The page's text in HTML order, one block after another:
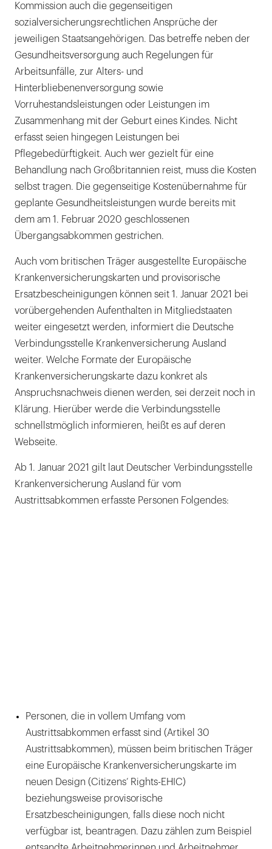
Kommission auch die gegenseitigen
sozialversicherungsrechtlichen Ansprüche der
jeweiligen Staatsangehörigen. Das betreffe neben der
Gesundheitsversorgung auch Regelungen für
Arbeitsunfälle, zur Alters- und
Hinterbliebenenversorgung sowie
Vorruhestandsleistungen oder Leistungen im
Zusammenhang mit der Geburt eines Kindes. Nicht
erfasst seien hingegen Leistungen bei
Pflegebedürftigkeit. Auch wer gezielt für eine
Behandlung nach Großbritannien reist, muss die Kosten
selbst tragen. Die gegenseitige Kostenübernahme für
geplante Gesundheitsleistungen wurde bereits mit
dem am 1. Februar 2020 geschlossenen
Übergangsabkommen gestrichen.
Auch vom britischen Träger ausgestellte Europäische
Krankenversicherungskarten und provisorische
Ersatzbescheinigungen können seit 1. Januar 2021 bei
vorübergehenden Aufenthalten in Mitgliedstaaten
weiter eingesetzt werden, informiert die Deutsche
Verbindungsstelle Krankenversicherung Ausland
weiter. Welche Formate der Europäische
Krankenversicherungskarte dazu konkret als
Anspruchsnachweis dienen werden, sei derzeit noch in
Klärung. Hierüber werde die Verbindungsstelle
schnellstmöglich informieren, heißt es auf deren
Webseite.
Ab 1. Januar 2021 gilt laut Deutscher Verbindungsstelle
Krankenversicherung Ausland für vom
Austrittsabkommen erfasste Personen Folgendes:
Personen, die in vollem Umfang vom
Austrittsabkommen erfasst sind (Artikel 30
Austrittsabkommen), müssen beim britischen Träger
eine Europäische Krankenversicherungskarte im
neuen Design (Citizens‘ Rights-EHIC)
beziehungsweise provisorische
Ersatzbescheinigungen, falls diese noch nicht
verfügbar ist, beantragen. Dazu zählen zum Beispiel